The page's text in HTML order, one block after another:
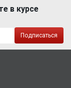
в курсе
Подписаться